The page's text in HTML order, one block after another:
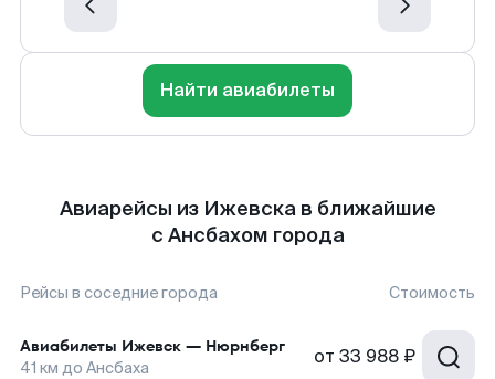
Найти авиабилеты
Авиарейсы из Ижевска в ближайшие
с Ансбахом города
Рейсы в соседние города Стоимость
Авиабилеты Ижевск — Нюрнберг
41 км до Ансбаха от 33 988 ₽